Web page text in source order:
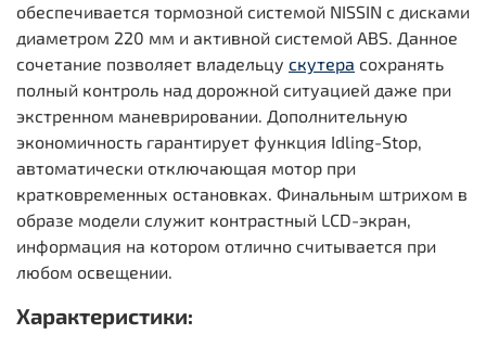
обеспечивается тормозной системой NISSIN с дисками
диаметром 220 мм и активной системой ABS. Данное
сочетание позволяет владельцу скутера сохранять
полный контроль над дорожной ситуацией даже при
экстренном маневрировании. Дополнительную
экономичность гарантирует функция Idling-Stop,
автоматически отключающая мотор при
кратковременных остановках. Финальным штрихом в
образе модели служит контрастный LCD-экран,
информация на котором отлично считывается при
любом освещении.
Характеристики: